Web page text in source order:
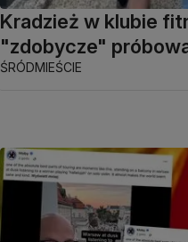
Kradzież w klubie
"zdobycze"
ŚRÓDMIEŚCIE